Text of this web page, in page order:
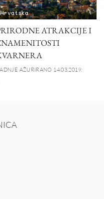
Hrvatska
ATRAKCIJE I
AŽURIRANO 14.03.2019.